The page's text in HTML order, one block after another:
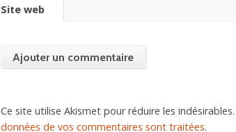
Site web
Ce site utilise Akismet pour réduire les indésirables.
données de vos commentaires sont traitées.